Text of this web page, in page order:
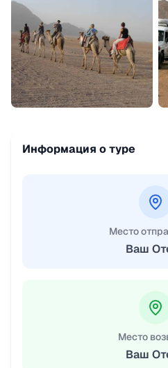
Информация о туре
Место
Ваш
Место
Ваш